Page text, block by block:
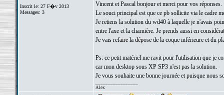
Inscrit le: 27 F�v 2013
Messages: 3
Vincent et Pascal bonjour et merci pour vos réponses.
Le souci principal est que ce pb sollicite via le cadre
Je retiens la solution du wd40 à laquelle je n'avais
entre l'axe et la charnière. Je prends aussi en
Je vais refaire la dépose de la coque inférieure et du
Ps: ce petit matériel me ravit pour l'utilisation que je
car mon desktop sous XP SP3 n'est pas la solution.
Je vous souhaite une bonne journée et puisque nous
Alex